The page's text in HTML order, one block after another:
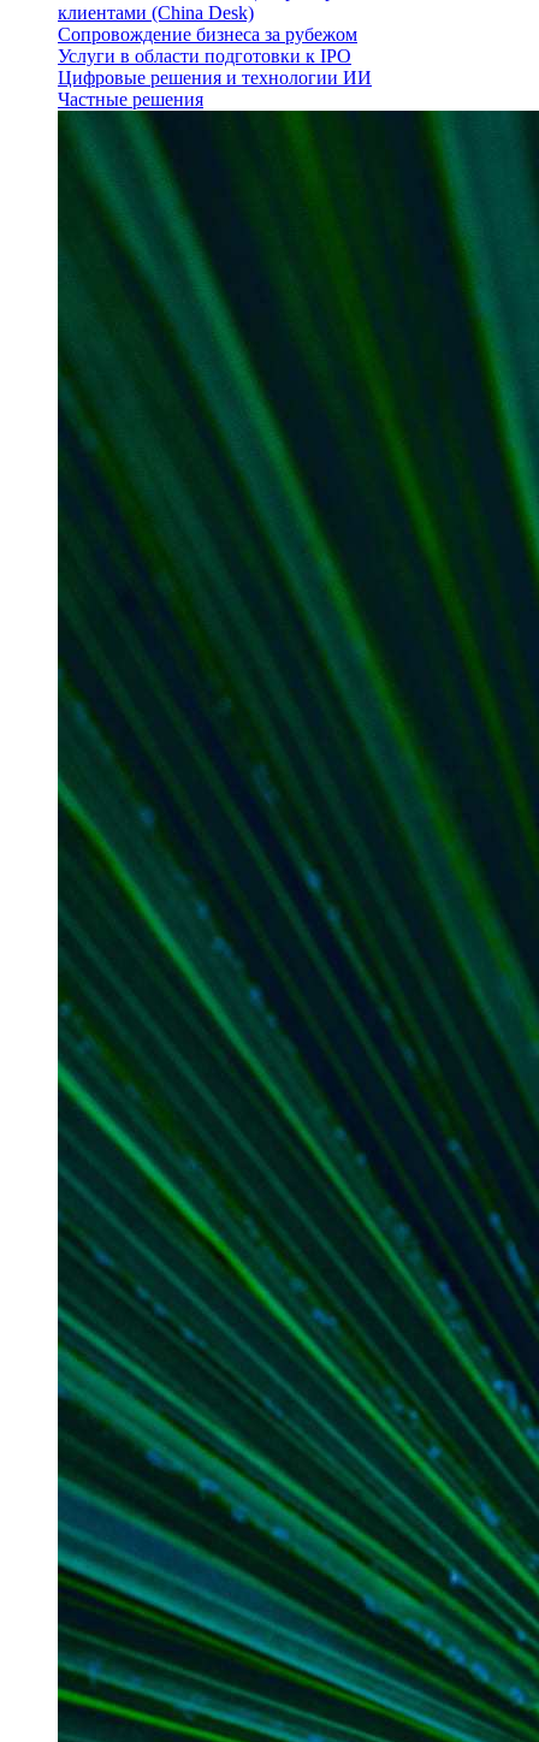
клиентами (China Desk)
Сопровождение бизнеса за рубежом
Услуги в области подготовки к IPO
Цифровые решения и технологии ИИ
Частные решения